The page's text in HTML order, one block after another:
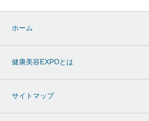
ホーム
健康美容EXPOとは
サイトマップ